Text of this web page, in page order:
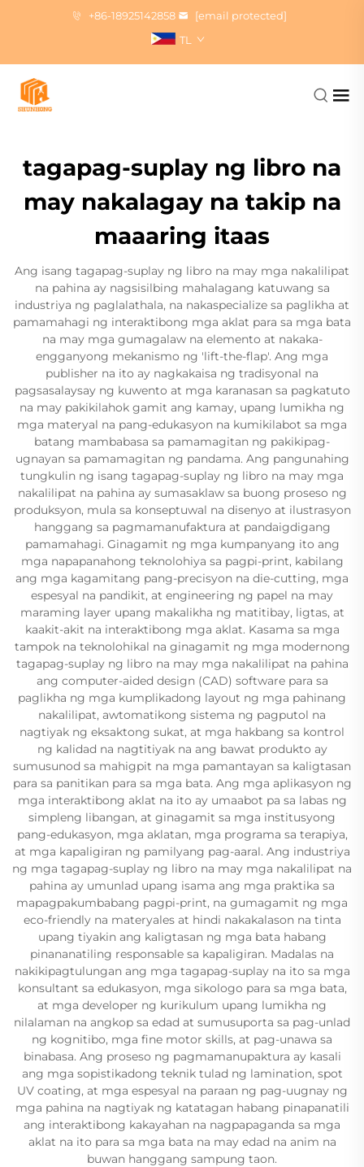
+86-18925142858
[email protected]
TL
tagapag-suplay ng libro na
may nakalagay na takip na
maaaring itaas
Ang isang tagapag-suplay ng libro na may mga nakalilipat
na pahina ay nagsisilbing mahalagang katuwang sa
industriya ng paglalathala, na nakaspecialize sa paglikha at
pamamahagi ng interaktibong mga aklat para sa mga bata
na may mga gumagalaw na elemento at nakaka-
engganyong mekanismo ng 'lift-the-flap'. Ang mga
publisher na ito ay nagkakaisa ng tradisyonal na
pagsasalaysay ng kuwento at mga karanasan sa pagkatuto
na may pakikilahok gamit ang kamay, upang lumikha ng
mga materyal na pang-edukasyon na kumikilabot sa mga
batang mambabasa sa pamamagitan ng pakikipag-
ugnayan sa pamamagitan ng pandama. Ang pangunahing
tungkulin ng isang tagapag-suplay ng libro na may mga
nakalilipat na pahina ay sumasaklaw sa buong proseso ng
produksyon, mula sa konseptuwal na disenyo at ilustrasyon
hanggang sa pagmamanufaktura at pandaigdigang
pamamahagi. Ginagamit ng mga kumpanyang ito ang
mga napapanahong teknolohiya sa pagpi-print, kabilang
ang mga kagamitang pang-precisyon na die-cutting, mga
espesyal na pandikit, at engineering ng papel na may
maraming layer upang makalikha ng matitibay, ligtas, at
kaakit-akit na interaktibong mga aklat. Kasama sa mga
tampok na teknolohikal na ginagamit ng mga modernong
tagapag-suplay ng libro na may mga nakalilipat na pahina
ang computer-aided design (CAD) software para sa
paglikha ng mga kumplikadong layout ng mga pahinang
nakalilipat, awtomatikong sistema ng pagputol na
nagtiyak ng eksaktong sukat, at mga hakbang sa kontrol
ng kalidad na nagtitiyak na ang bawat produkto ay
sumusunod sa mahigpit na mga pamantayan sa kaligtasan
para sa panitikan para sa mga bata. Ang mga aplikasyon ng
mga interaktibong aklat na ito ay umaabot pa sa labas ng
simpleng libangan, at ginagamit sa mga institusyong
pang-edukasyon, mga aklatan, mga programa sa terapiya,
at mga kapaligiran ng pamilyang pag-aaral. Ang industriya
ng mga tagapag-suplay ng libro na may mga nakalilipat na
pahina ay umunlad upang isama ang mga praktika sa
mapagpakumbabang pagpi-print, na gumagamit ng mga
eco-friendly na materyales at hindi nakakalason na tinta
upang tiyakin ang kaligtasan ng mga bata habang
pinananatiling responsable sa kapaligiran. Madalas na
nakikipagtulungan ang mga tagapag-suplay na ito sa mga
konsultant sa edukasyon, mga sikologo para sa mga bata,
at mga developer ng kurikulum upang lumikha ng
nilalaman na angkop sa edad at sumusuporta sa pag-unlad
ng kognitibo, mga fine motor skills, at pag-unawa sa
binabasa. Ang proseso ng pagmamanupaktura ay kasali
ang mga sopistikadong teknik tulad ng lamination, spot
UV coating, at mga espesyal na paraan ng pag-uugnay ng
mga pahina na nagtiyak ng katatagan habang pinapanatili
ang interaktibong kakayahan na nagpapaganda sa mga
aklat na ito para sa mga bata na may edad na anim na
buwan hanggang sampung taon.